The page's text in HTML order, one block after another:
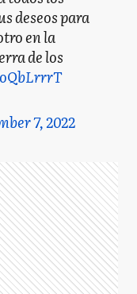
deseos para
en la
de los
7, 2022